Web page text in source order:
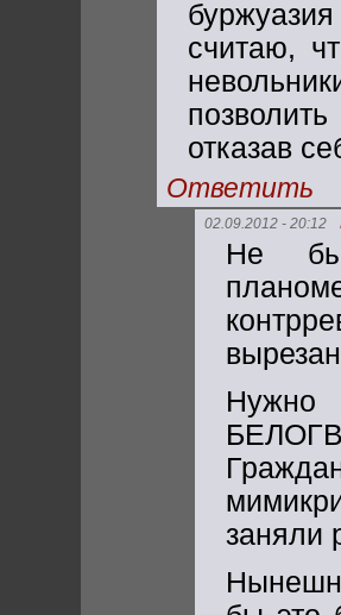
считаю,
отказав
Ответить
02.09.2012 - 20:12
Не
заняли